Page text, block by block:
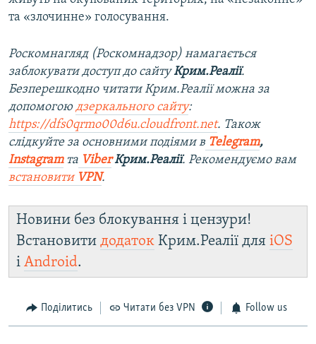
та «злочинне» голосування.
Роскомнагляд (Роскомнадзор) намагається
заблокувати доступ до сайтуКрим.Реалії.
Безперешкодно читати Крим.Реалії можна за
допомогою дзеркального сайту:
https://dfs0qrmo00d6u.cloudfront.net. Також
слідкуйте за основними подіями в Telegram,
Instagramта ViberКрим.Реалії. Рекомендуємо вам
встановити VPN.
Новини без блокування і цензури!
Встановити додаток Крим.Реалії для iOS
і Android.
Поділитись Читати без VPN Follow us